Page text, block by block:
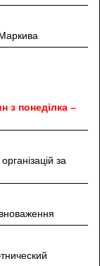
з понеділка –
за